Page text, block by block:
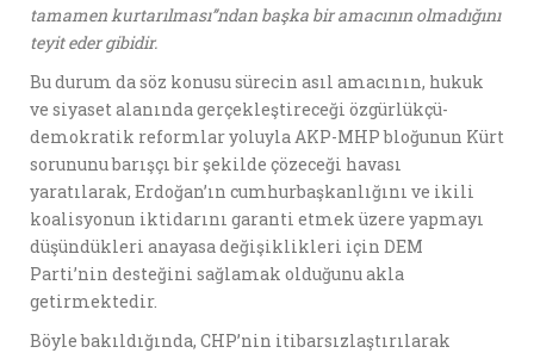
tamamen kurtarılması’’ndan başka bir amacının olmadığını
teyit eder gibidir.
Bu durum da söz konusu sürecin asıl amacının, hukuk
ve siyaset alanında gerçekleştireceği özgürlükçü-
demokratik reformlar yoluyla AKP-MHP bloğunun Kürt
sorununu barışçı bir şekilde çözeceği havası
yaratılarak, Erdoğan’ın cumhurbaşkanlığını ve ikili
koalisyonun iktidarını garanti etmek üzere yapmayı
düşündükleri anayasa değişiklikleri için DEM
Parti’nin desteğini sağlamak olduğunu akla
getirmektedir.
Böyle bakıldığında, CHP’nin itibarsızlaştırılarak